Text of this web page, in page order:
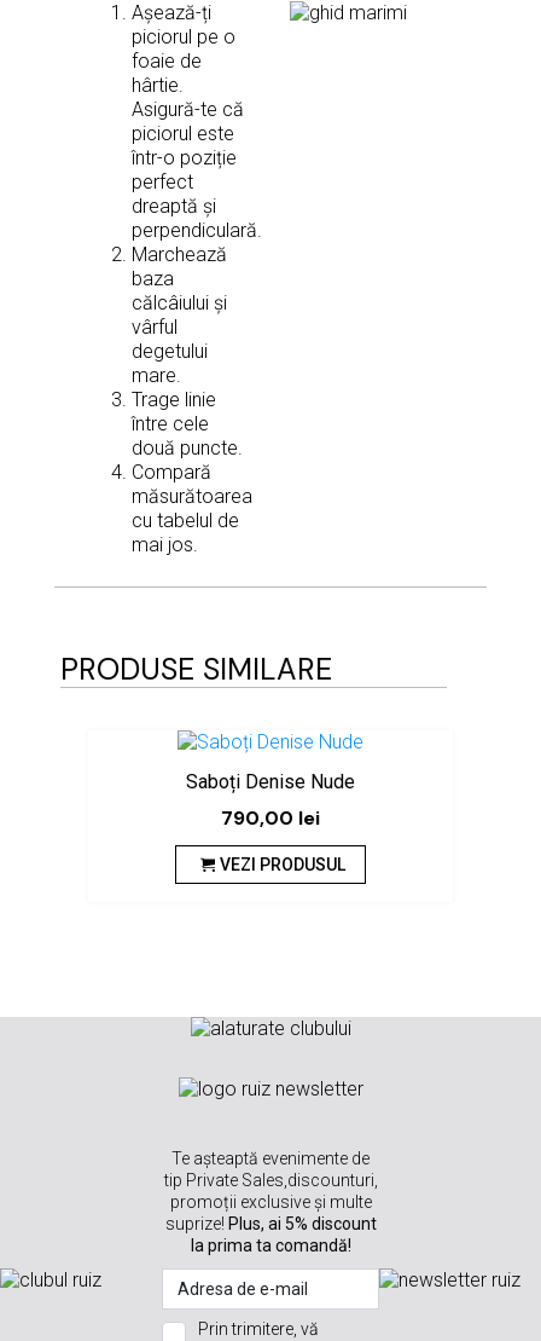
Așează-ți
piciorul pe o
foaie de
hârtie.
Asigură-te că
piciorul este
într-o poziție
perfect
dreaptă și
perpendiculară.
Marchează
baza
călcâiului și
vârful
degetului
mare.
Trage linie
între cele
două puncte.
Compară
măsurătoarea
cu tabelul de
mai jos.
PRODUSE SIMILARE
Saboți Denise Nude
790,00 lei
VEZI PRODUSUL
Te așteaptă evenimente de
tip Private Sales,discounturi,
promoții exclusive și multe
suprize! Plus, ai 5% discount
la prima ta comandă!
Prin trimitere, vă